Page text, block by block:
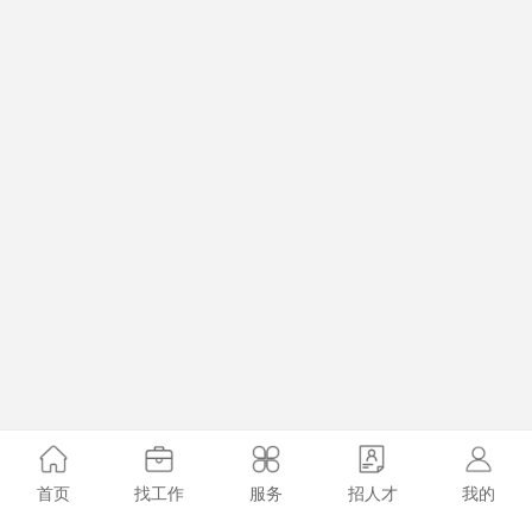
首页 找工作 服务 招人才 我的